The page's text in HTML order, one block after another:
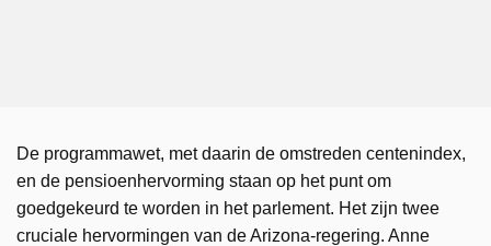
De programmawet, met daarin de omstreden centenindex,
en de pensioenhervorming staan op het punt om
goedgekeurd te worden in het parlement. Het zijn twee
cruciale hervormingen van de Arizona-regering. Anne